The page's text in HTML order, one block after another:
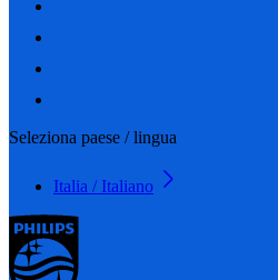
Seleziona paese / lingua
Italia / Italiano